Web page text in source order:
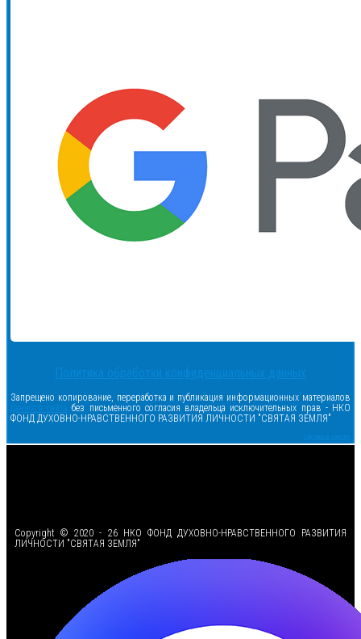
Политика обработки конфиденциальных данных
Запрещено копирование, переработка и публикация информационных материалов
данного сайта без письменного согласия владельца исключительных прав - НКО
ФОНД ДУХОВНО-НРАВСТВЕННОГО РАЗВИТИЯ ЛИЧНОСТИ "СВЯТАЯ ЗЕМЛЯ"
Сделано в samsite
Copyright © 2020 - 26 НКО ФОНД ДУХОВНО-НРАВСТВЕННОГО РАЗВИТИЯ
ЛИЧНОСТИ "СВЯТАЯ ЗЕМЛЯ"